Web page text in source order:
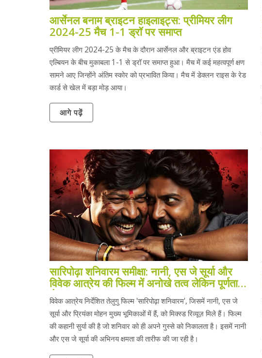
आर्सेनल बनाम ब्राइटन हाइलाइट्स: प्रीमियर लीग
2024-25 मैच 1-1 ड्रॉ पर समाप्त
प्रीमियर लीग 2024-25 के मैच के दौरान आर्सेनल और ब्राइटन एंड होव
एल्बियन के बीच मुकाबला 1-1 से ड्रॉ पर समाप्त हुआ। मैच में कई महत्वपूर्ण क्षण
सामने आए जिन्होंने अंतिम स्कोर को प्रभावित किया। मैच में डेक्लन राइस के रेड
कार्ड से खेल में बड़ा मोड़ आया।
आगे पढ़ें
सारिपोढ़ा शनिवारम समीक्षा: नानी, एस जे सूर्या और
विवेक आत्रेय की फिल्म में अनोखे तत्व लेकिन पूर्णता
से चूक
विवेक आत्रेय निर्देशित तेलुगु फिल्म 'सारिपोढ़ा शनिवारम', जिसमें नानी, एस जे
सूर्या और प्रियंका मोहन मुख्य भूमिकाओं में हैं, को मिक्स्ड रिव्यूज़ मिले हैं। फिल्म
की कहानी सुर्या की है जो शनिवार को ही अपने गुस्से को निकालता है। इसमें नानी
और एस जे सूर्या की अभिनय क्षमता की तारीफ की जा रही है।